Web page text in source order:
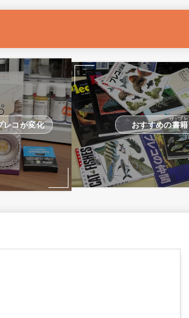
レコが変化 おすすめの書籍